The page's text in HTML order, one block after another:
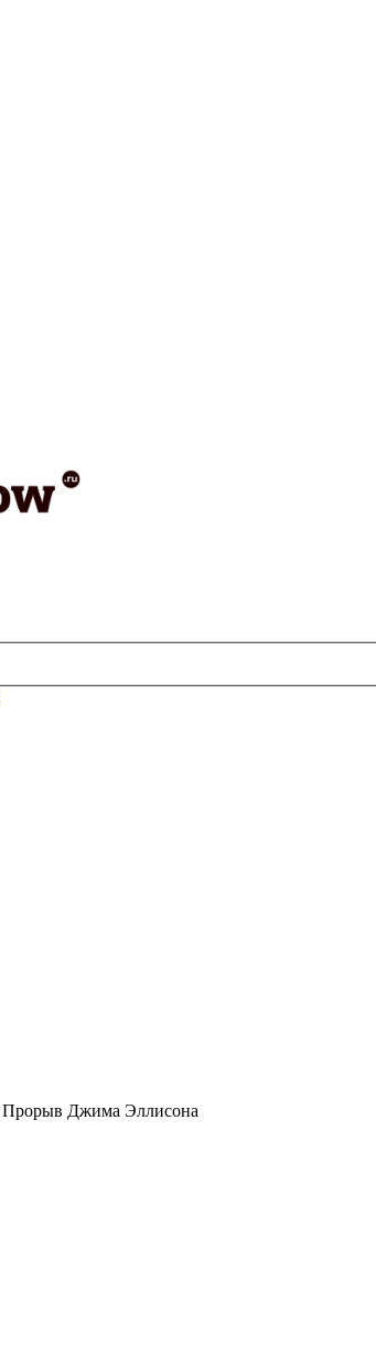
Прорыв Джима Эллисона